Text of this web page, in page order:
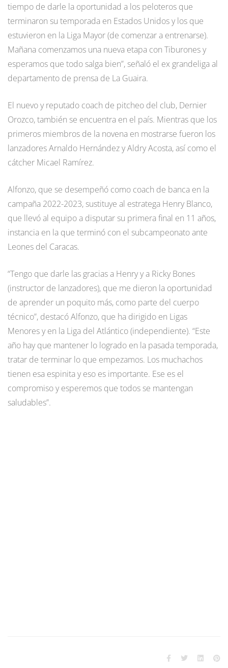
tiempo de darle la oportunidad a los peloteros que
terminaron su temporada en Estados Unidos y los que
estuvieron en la Liga Mayor (de comenzar a entrenarse).
Mañana comenzamos una nueva etapa con Tiburones y
esperamos que todo salga bien”, señaló el ex grandeliga al
departamento de prensa de La Guaira.
El nuevo y reputado coach de pitcheo del club, Dernier
Orozco, también se encuentra en el país. Mientras que los
primeros miembros de la novena en mostrarse fueron los
lanzadores Arnaldo Hernández y Aldry Acosta, así como el
cátcher Micael Ramírez.
Alfonzo, que se desempeñó como coach de banca en la
campaña 2022-2023, sustituye al estratega Henry Blanco,
que llevó al equipo a disputar su primera final en 11 años,
instancia en la que terminó con el subcampeonato ante
Leones del Caracas.
“Tengo que darle las gracias a Henry y a Ricky Bones
(instructor de lanzadores), que me dieron la oportunidad
de aprender un poquito más, como parte del cuerpo
técnico”, destacó Alfonzo, que ha dirigido en Ligas
Menores y en la Liga del Atlántico (independiente). “Este
año hay que mantener lo logrado en la pasada temporada,
tratar de terminar lo que empezamos. Los muchachos
tienen esa espinita y eso es importante. Ese es el
compromiso y esperemos que todos se mantengan
saludables”.